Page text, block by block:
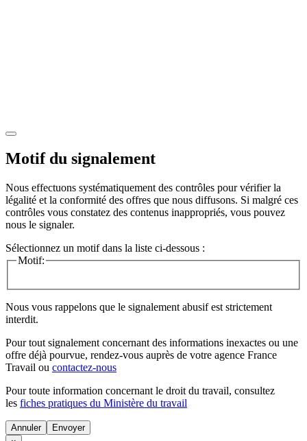
Motif du signalement
Nous effectuons systématiquement des contrôles pour vérifier la
légalité et la conformité des offres que nous diffusons. Si malgré ces
contrôles vous constatez des contenus inappropriés, vous pouvez
nous le signaler.
Sélectionnez un motif dans la liste ci-dessous :
Motif:
Nous vous rappelons que le signalement abusif est strictement
interdit.
Pour tout signalement concernant des informations inexactes ou une
offre déjà pourvue, rendez-vous auprès de votre agence France
Travail ou contactez-nous
Pour toute information concernant le droit du travail, consultez
les fiches pratiques du Ministère du travail
Annuler